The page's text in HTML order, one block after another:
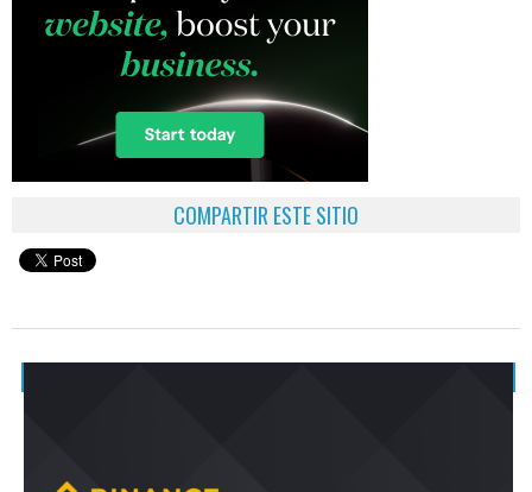
COMPARTIR ESTE SITIO